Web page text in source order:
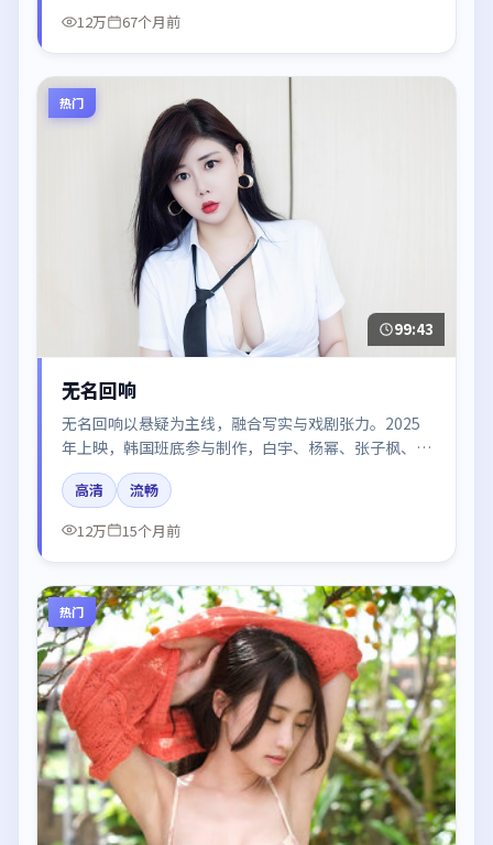
12万
67个月前
热门
99:43
无名回响
无名回响以悬疑为主线，融合写实与戏剧张力。2025
年上映，韩国班底参与制作，白宇、杨幂、张子枫、段
奕宏、王景春在片中呈现细腻表演，影像风格统一，配
乐与剪辑强化了情绪曲线。
高清
流畅
12万
15个月前
热门